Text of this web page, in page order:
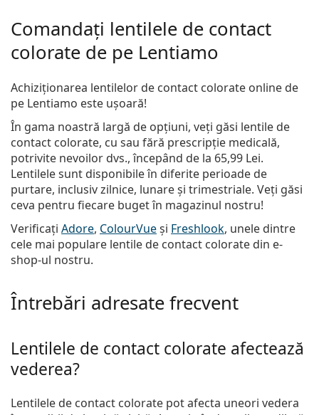
Comandați lentilele de contact
colorate de pe Lentiamo
Achiziționarea lentilelor de contact colorate online de
pe Lentiamo este ușoară!
În gama noastră largă de opțiuni, veți găsi lentile de
contact colorate, cu sau fără prescripție medicală,
potrivite nevoilor dvs., începând de la 65,99 Lei.
Lentilele sunt disponibile în diferite perioade de
purtare, inclusiv zilnice, lunare și trimestriale. Veți găsi
ceva pentru fiecare buget în magazinul nostru!
Verificați Adore, ColourVueși Freshlook, unele dintre
cele mai populare lentile de contact colorate din e-
shop-ul nostru.
Întrebări adresate frecvent
Lentilele de contact colorate afectează
vederea?
Lentilele de contact colorate pot afecta uneori vedera